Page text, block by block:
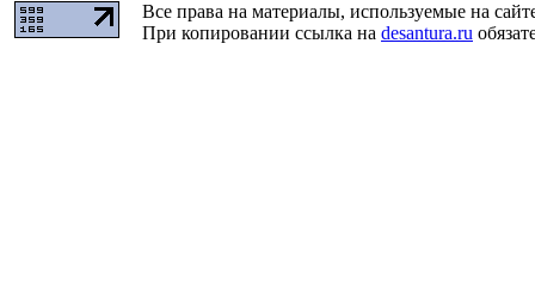
Все права на материалы, используемые на
При копировании ссылка на desantura.ru